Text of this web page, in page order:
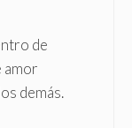
de
amor
demás.